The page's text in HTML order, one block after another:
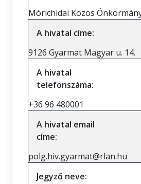
Mórichidai Közös
A hivatal címe:
9126 Gyarmat Magyar u. 14.
A hivatal
telefonszáma:
+36 96 480001
A hivatal email
címe:
polg.hiv.gyarmat@rlan.hu
Jegyző neve: